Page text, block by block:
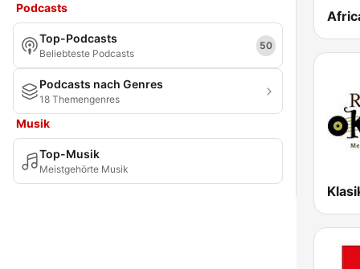
Podcasts
Top-Podcasts
Beliebteste Podcasts
50
Podcasts nach Genres
18 Themengenres
Musik
Top-Musik
Meistgehörte Musik